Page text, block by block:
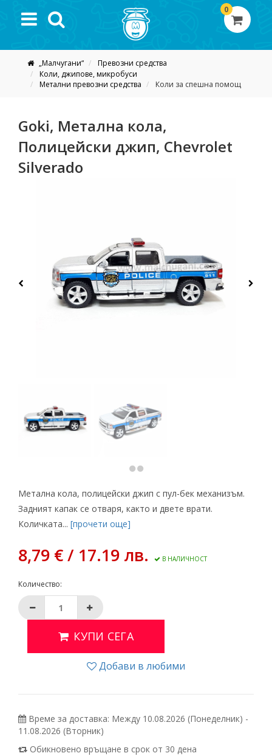
0
„Малчугани“
Превозни средства
Коли, джипове, микробуси
Метални превозни средства
Коли за спешна помощ
Goki, Метална кола,
Полицейски джип, Chevrolet
Silverado
Метална кола, полицейски джип с пул-бек механизъм.
Задният капак се отваря, както и двете врати.
Количката... [прочети още]
8,79 € / 17.19 лв. В НАЛИЧНОСТ
Количество:
КУПИ СЕГА
Добави в любими
Време за доставка: Между 10.08.2026 (Понеделник) -
11.08.2026 (Вторник)
Обикновено връщане в срок от 30 дена